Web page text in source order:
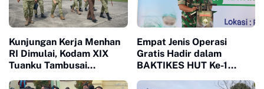
Kunjungan Kerja Menhan
RI Dimulai, Kodam XIX
Tuanku Tambusai
Empat Jenis Operasi
Gratis Hadir dalam
BAKTIKES HUT Ke-1